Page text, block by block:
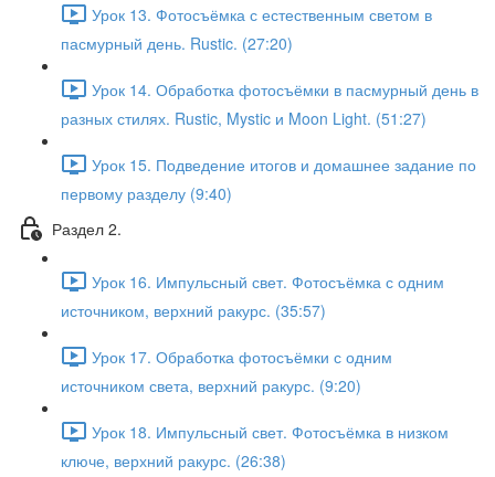
Урок 13. Фотосъёмка с естественным светом в
пасмурный день. Rustic. (27:20)
Урок 14. Обработка фотосъёмки в пасмурный день в
разных стилях. Rustic, Mystic и Moon Light. (51:27)
Урок 15. Подведение итогов и домашнее задание по
первому разделу (9:40)
Раздел 2.
Урок 16. Импульсный свет. Фотосъёмка с одним
источником, верхний ракурс. (35:57)
Урок 17. Обработка фотосъёмки с одним
источником света, верхний ракурс. (9:20)
Урок 18. Импульсный свет. Фотосъёмка в низком
ключе, верхний ракурс. (26:38)